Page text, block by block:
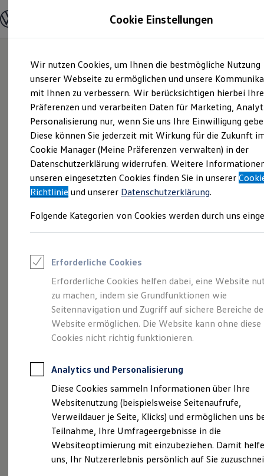
Hauptinhalt
springen
Footer
springen
Modelle und Konfigurator
Modelle vergleichen
Elektroautos
ENERGY Sondermodelle
Nutzfahrzeuge
SUV und CUV
Familienautos
Kombis
Kompaktwagen
Sportwagen
Schnell verfügbare Fahrzeuge
Angebote und Produkte
Aktuelle Angebote
E-Auto-Förderung
Volkswagen Marktplatz
Junge Gebrauchtwagen und Gebrauchtwagen
Saisonangebote
Leasing
Leasing-Angebote
Gebrauchtwagen Leasing
Junge Gebrauchtwagen-Leasing
Elektroauto Leasing
Kleinwagen-Leasing
Leasing ohne Anzahlung
Autokredit mit Schlussrate
Versicherungen und Garantien
Kfz-Versicherung
Restschuldversicherungen
Garantien
Wartungsverträge
Geschäftskunden
Professional Class bei Volkswagen
Großkunden
Behörden
Mehr Raum für alle(s).
Der Tayron.
Cookie Einstellungen
Wir nutzen Cookies, um Ihnen die bestmögliche Nutzung
unserer Webseite zu ermöglichen und unsere
mit Ihnen zu verbessern. Wir berücksichtigen hierbei Ihre
Präferenzen und verarbeiten Daten für Marketing,
Personalisierung nur, wenn Sie uns Ihre Einwilligung
Diese können Sie jederzeit mit Wirkung für die Zukunft
Cookie Manager (Meine Präferenzen verwalten) in der
Datenschutzerklärung widerrufen. Weitere
unseren eingesetzten Cookies finden Sie in unserer
Richtlinie und unserer Datenschutzerklärung.
Folgende Kategorien von Cookies werden durch uns
Erforderliche Cookies
Erforderliche Cookies helfen dabei, eine Website
zu machen, indem sie Grundfunktionen wie
Seitennavigation und Zugriff auf sichere Bereiche
Website ermöglichen. Die Website kann ohne diese
Cookies nicht richtig funktionieren.
Analytics und Personalisierung
Diese Cookies sammeln Informationen über Ihre
Websitenutzung (beispielsweise Seitenaufrufe,
Verweildauer je Seite, Klicks) und ermöglichen uns
Teilnahme, Ihre Umfrageergebnisse in die
Websiteoptimierung mit einzubeziehen. Damit
uns, Ihr Nutzererlebnis persönlich auf Sie